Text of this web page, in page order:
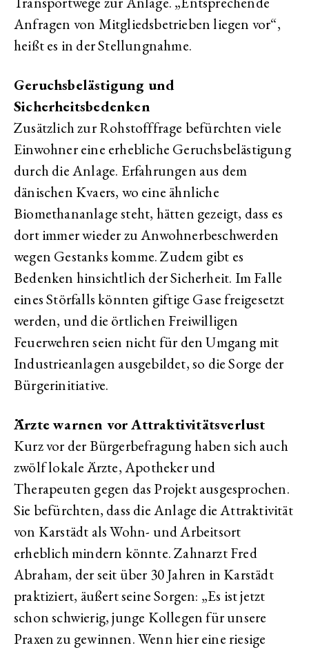
Anfragen von Mitgliedsbetrieben liegen vor“,
heißt es in der Stellungnahme.
Geruchsbelästigung und
Sicherheitsbedenken
Zusätzlich zur Rohstofffrage befürchten viele
Einwohner eine erhebliche Geruchsbelästigung
durch die Anlage. Erfahrungen aus dem
dänischen Kvaers, wo eine ähnliche
Biomethananlage steht, hätten gezeigt, dass es
dort immer wieder zu Anwohnerbeschwerden
wegen Gestanks komme. Zudem gibt es
Bedenken hinsichtlich der Sicherheit. Im Falle
eines Störfalls könnten giftige Gase freigesetzt
werden, und die örtlichen Freiwilligen
Feuerwehren seien nicht für den Umgang mit
Industrieanlagen ausgebildet, so die Sorge der
Bürgerinitiative.
Ärzte warnen vor Attraktivitätsverlust
Kurz vor der Bürgerbefragung haben sich auch
zwölf lokale Ärzte, Apotheker und
Therapeuten gegen das Projekt ausgesprochen.
Sie befürchten, dass die Anlage die Attraktivität
von Karstädt als Wohn- und Arbeitsort
erheblich mindern könnte. Zahnarzt Fred
Abraham, der seit über 30 Jahren in Karstädt
praktiziert, äußert seine Sorgen: „Es ist jetzt
schon schwierig, junge Kollegen für unsere
Praxen zu gewinnen. Wenn hier eine riesige